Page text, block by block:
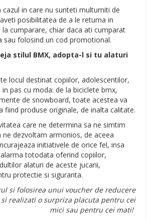
cazul in care nu sunteti multumiti de
posibilitatea de a le returna in
cumparare, chiar daca ati cumparat
sau folosind un cod promotional.
stilul BMX, adopta-l si tu alaturi
locul destinat copiilor, adolescentilor,
pas cu moda: de la biciclete bmx,
de snowboard, toate acestea va
fiind produse originale, de inalta calitate.
care ne determina sa ne simtim
ne dezvoltam armonios, de aceea
initiativele de orice fel, insa
totodata oferind copiilor,
alaturi de aceste jucarii,
protectie si siguranta.
si folosirea unui voucher de reducere
si realizati o surpriza placuta pentru cei
mici sau pentru cei mati!